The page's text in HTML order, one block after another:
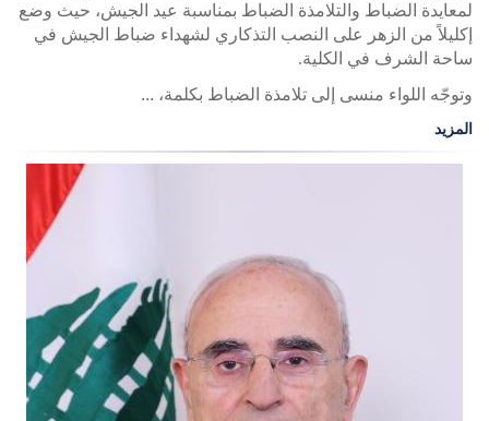
لمعايدة الضباط والتلامذة الضباط بمناسبة عيد الجيش، حيث وضع
إكليلاً من الزهر على النصب التذكاري لشهداء ضباط الجيش في
ساحة الشرف في الكلية.
وتوجّه اللواء منسى إلى تلامذة الضباط بكلمة، ...
المزيد